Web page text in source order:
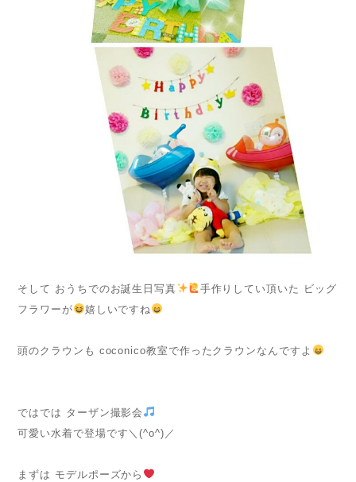
そして おうちでのお誕生日写真
手作りしてい頂いた ビッグ
フラワーが
嬉しいですね
頭のクラウンも coconico教室で作ったクラウンなんですよ
ではでは ターザン撮影会
可愛い水着で登場です＼(^o^)／
まずは モデルポーズから